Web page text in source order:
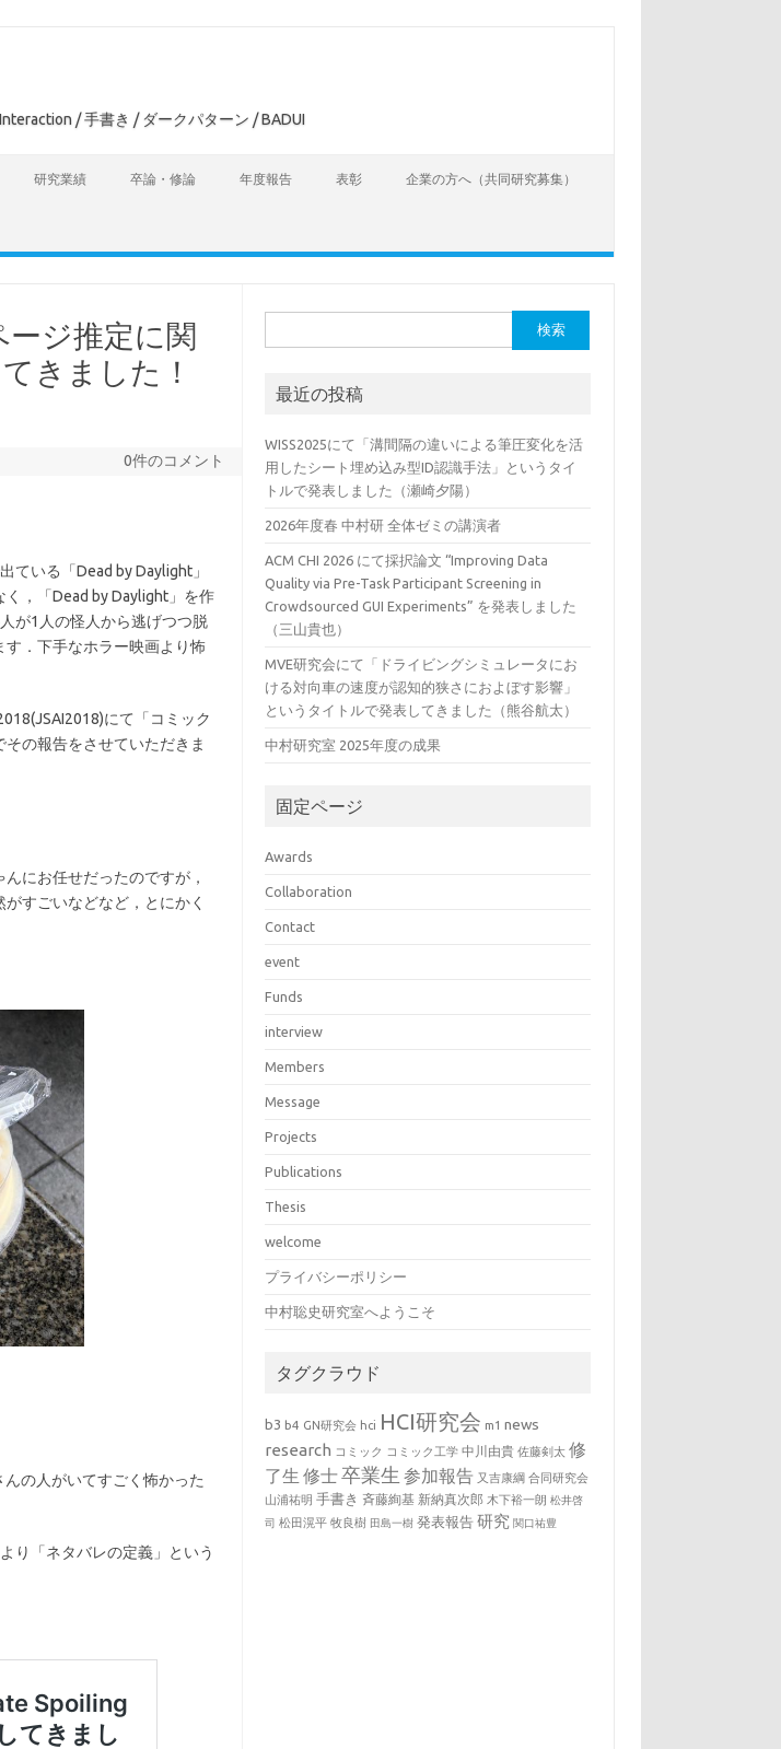
/ 手書き / ダークパターン / BADUI
研究業績 卒論・修論 年度報告 表彰 企業の方へ（共同研究募集）
ジ推定に関
きました！
0件のコメント
いる「Dead by Daylight」
，「Dead by Daylight」を作
が1人の怪人から逃げつつ脱
．下手なホラー映画より怖
にて「コミック
の報告をさせていただきま
にお任せだったのですが，
すごいなどなど，とにかく
の人がいてすごく怖かった
り「ネタバレの定義」という
索:
最近の投稿
WISS2025にて「溝間隔の違いによる筆圧変化を活
用したシート埋め込み型ID認識手法」というタイ
トルで発表しました（瀬崎夕陽）
2026年度春 中村研 全体ゼミの講演者
ACM CHI 2026 にて採択論文 “Improving Data
Quality via Pre-Task Participant Screening in
Crowdsourced GUI Experiments” を発表しました
（三山貴也）
MVE研究会にて「ドライビングシミュレータにお
ける対向車の速度が認知的狭さにおよぼす影響」
というタイトルで発表してきました（熊谷航太）
中村研究室 2025年度の成果
固定ページ
Awards
Collaboration
Contact
event
Funds
interview
Members
Message
Projects
Publications
Thesis
welcome
プライバシーポリシー
中村聡史研究室へようこそ
タグクラウド
b3 b4 GN研究会 hci HCI研究会 m1 news
research コミック コミック工学 中川由貴 佐藤剣太 修
了生 修士卒業生 参加報告 又吉康綱 合同研究会
山浦祐明 手書き 斉藤絢基 新納真次郎 木下裕一朗 松井啓
司 松田滉平 牧良樹 田島一樹 発表報告 研究 関口祐豊